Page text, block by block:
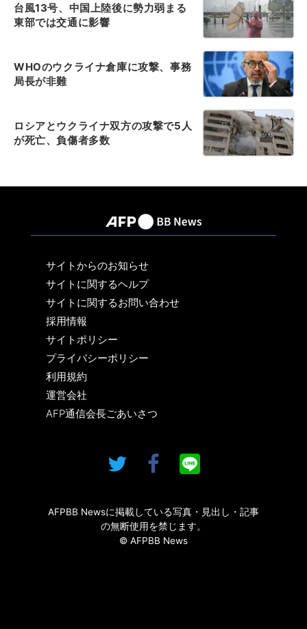
台風13号、中国上陸後に勢力弱まる
東部では交通に影響
WHOのウクライナ倉庫に攻撃、事務
局長が非難
ロシアとウクライナ双方の攻撃で5人
が死亡、負傷者多数
サイトからのお知らせ
サイトに関するヘルプ
サイトに関するお問い合わせ
採用情報
サイトポリシー
プライバシーポリシー
利用規約
運営会社
AFP通信会長ごあいさつ
AFPBB Newsに掲載している写真・見出し・記事
の無断使用を禁じます。
© AFPBB News